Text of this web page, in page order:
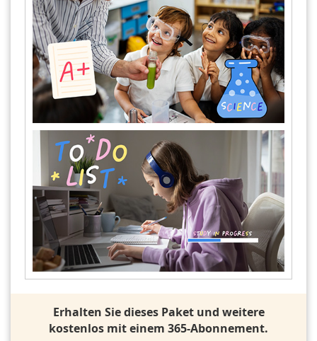
Erhalten Sie dieses Paket und weitere
kostenlos mit einem 365-Abonnement.